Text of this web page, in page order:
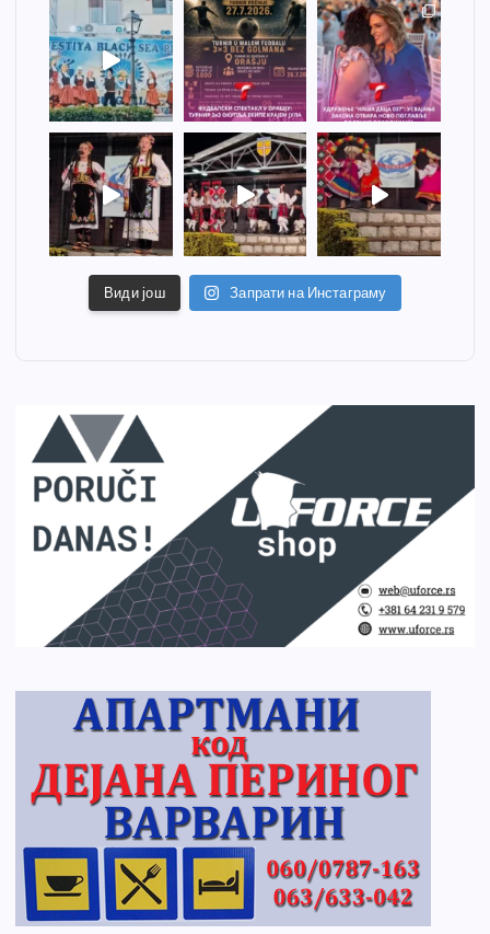
Види још Запрати на Инстаграму